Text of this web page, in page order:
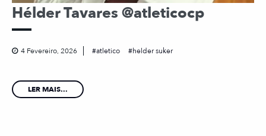
Hélder Tavares @atleticocp
4 Fevereiro, 2026 atletico helder suker
LER MAIS...